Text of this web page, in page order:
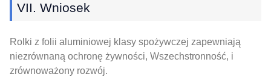
VII. Wniosek
Rolki z folii aluminiowej klasy spożywczej zapewniają
niezrównaną ochronę żywności, Wszechstronność, i
zrównoważony rozwój.